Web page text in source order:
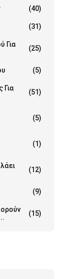
(40)
(31)
Για
(25)
(5)
Για
(51)
(5)
(1)
(12)
(9)
(15)